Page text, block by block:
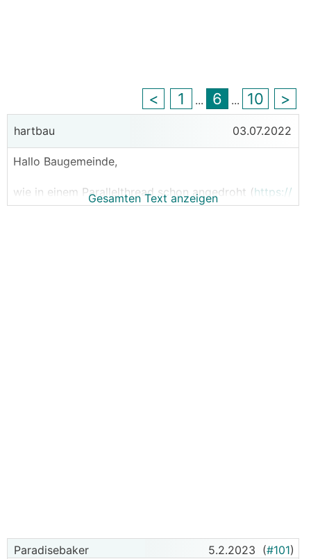
< 1 ... 6 ... 10 >
hartbau 03.07.2022
Hallo Baugemeinde,
wie in einem Parallelthread schon angedroht (https://
www.energiesparhaus.at/forum-stringplanung-ohne-i
Durch meine eigene Recherche macht es natürlich
keinen Sinn sich zwei Antennen aufs Dach zu legen.
Gesamten Text anzeigen
Paradisebaker 5.2.2023 (#101)